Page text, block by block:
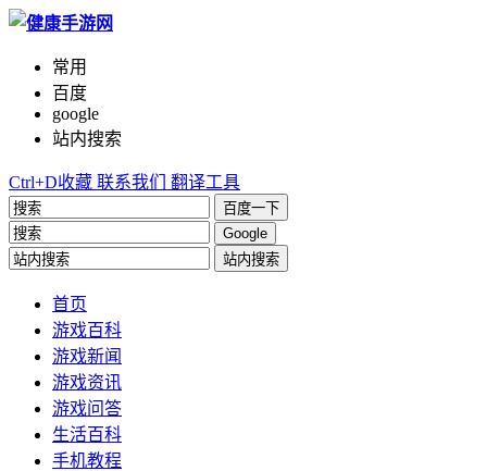
常用
百度
google
站内搜索
Ctrl+D收藏 联系我们 翻译工具
百度一下
Google
站内搜索
首页
游戏百科
游戏新闻
游戏资讯
游戏问答
生活百科
手机教程